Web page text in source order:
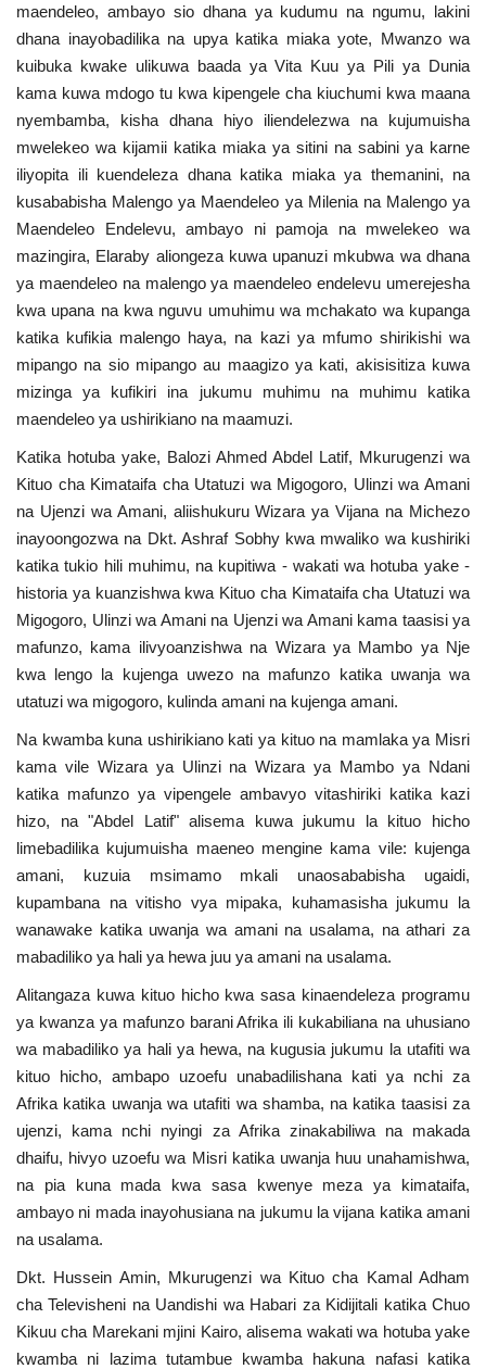
maendeleo, ambayo sio dhana ya kudumu na ngumu, lakini
dhana inayobadilika na upya katika miaka yote, Mwanzo wa
kuibuka kwake ulikuwa baada ya Vita Kuu ya Pili ya Dunia
kama kuwa mdogo tu kwa kipengele cha kiuchumi kwa maana
nyembamba, kisha dhana hiyo iliendelezwa na kujumuisha
mwelekeo wa kijamii katika miaka ya sitini na sabini ya karne
iliyopita ili kuendeleza dhana katika miaka ya themanini, na
kusababisha Malengo ya Maendeleo ya Milenia na Malengo ya
Maendeleo Endelevu, ambayo ni pamoja na mwelekeo wa
mazingira, Elaraby aliongeza kuwa upanuzi mkubwa wa dhana
ya maendeleo na malengo ya maendeleo endelevu umerejesha
kwa upana na kwa nguvu umuhimu wa mchakato wa kupanga
katika kufikia malengo haya, na kazi ya mfumo shirikishi wa
mipango na sio mipango au maagizo ya kati, akisisitiza kuwa
mizinga ya kufikiri ina jukumu muhimu na muhimu katika
maendeleo ya ushirikiano na maamuzi.
Katika hotuba yake, Balozi Ahmed Abdel Latif, Mkurugenzi wa
Kituo cha Kimataifa cha Utatuzi wa Migogoro, Ulinzi wa Amani
na Ujenzi wa Amani, aliishukuru Wizara ya Vijana na Michezo
inayoongozwa na Dkt. Ashraf Sobhy kwa mwaliko wa kushiriki
katika tukio hili muhimu, na kupitiwa - wakati wa hotuba yake -
historia ya kuanzishwa kwa Kituo cha Kimataifa cha Utatuzi wa
Migogoro, Ulinzi wa Amani na Ujenzi wa Amani kama taasisi ya
mafunzo, kama ilivyoanzishwa na Wizara ya Mambo ya Nje
kwa lengo la kujenga uwezo na mafunzo katika uwanja wa
utatuzi wa migogoro, kulinda amani na kujenga amani.
Na kwamba kuna ushirikiano kati ya kituo na mamlaka ya Misri
kama vile Wizara ya Ulinzi na Wizara ya Mambo ya Ndani
katika mafunzo ya vipengele ambavyo vitashiriki katika kazi
hizo, na "Abdel Latif" alisema kuwa jukumu la kituo hicho
limebadilika kujumuisha maeneo mengine kama vile: kujenga
amani, kuzuia msimamo mkali unaosababisha ugaidi,
kupambana na vitisho vya mipaka, kuhamasisha jukumu la
wanawake katika uwanja wa amani na usalama, na athari za
mabadiliko ya hali ya hewa juu ya amani na usalama.
Alitangaza kuwa kituo hicho kwa sasa kinaendeleza programu
ya kwanza ya mafunzo barani Afrika ili kukabiliana na uhusiano
wa mabadiliko ya hali ya hewa, na kugusia jukumu la utafiti wa
kituo hicho, ambapo uzoefu unabadilishana kati ya nchi za
Afrika katika uwanja wa utafiti wa shamba, na katika taasisi za
ujenzi, kama nchi nyingi za Afrika zinakabiliwa na makada
dhaifu, hivyo uzoefu wa Misri katika uwanja huu unahamishwa,
na pia kuna mada kwa sasa kwenye meza ya kimataifa,
ambayo ni mada inayohusiana na jukumu la vijana katika amani
na usalama.
Dkt. Hussein Amin, Mkurugenzi wa Kituo cha Kamal Adham
cha Televisheni na Uandishi wa Habari za Kidijitali katika Chuo
Kikuu cha Marekani mjini Kairo, alisema wakati wa hotuba yake
kwamba ni lazima tutambue kwamba hakuna nafasi katika